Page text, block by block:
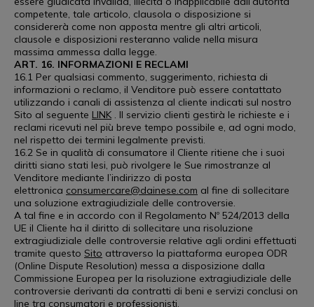
competente, tale articolo, clausola o disposizione si
considererà come non apposta mentre gli altri articoli,
clausole e disposizioni resteranno valide nella misura
massima ammessa dalla legge.
ART. 16. INFORMAZIONI E RECLAMI
16.1 Per qualsiasi commento, suggerimento, richiesta di
informazioni o reclamo, il Venditore può essere contattato
utilizzando i canali di assistenza al cliente indicati sul nostro
Sito al seguente LINK . Il servizio clienti gestirà le richieste e i
reclami ricevuti nel più breve tempo possibile e, ad ogni modo,
nel rispetto dei termini legalmente previsti.
16.2 Se in qualità di consumatore il Cliente ritiene che i suoi
diritti siano stati lesi, può rivolgere le Sue rimostranze al
Venditore mediante l’indirizzo di posta
elettronica consumercare@dainese.com al fine di sollecitare
una soluzione extragiudiziale delle controversie.
A tal fine e in accordo con il Regolamento Nº 524/2013 della
UE il Cliente ha il diritto di sollecitare una risoluzione
extragiudiziale delle controversie relative agli ordini effettuati
tramite questo Sito attraverso la piattaforma europea ODR
(Online Dispute Resolution) messa a disposizione dalla
Commissione Europea per la risoluzione extragiudiziale delle
controversie derivanti da contratti di beni e servizi conclusi on
line tra consumatori e professionisti.